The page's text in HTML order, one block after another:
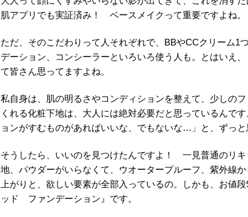
肌アプリでも実証済み！ ベースメイクって重要ですよね。
ただ、そのこだわりって人それぞれで、BBやCCクリーム1
デーション、コンシーラーといろいろ使う人も。とはいえ
て皆さん思ってますよね。
私自身は、肌の明るさやコンディションを整えて、少しの
くれる化粧下地は、大人には絶対必要だと思っているんで
ョンがすむものがあればいいな、でもないな…」と、ずっと
そうしたら、いいのを見つけたんですよ！ 一見普通のリ
地、パウダーがいらなくて、ウオータープルーフ、紫外線
上がりと、欲しい要素が全部入っているの。しかも、お値
ッド ファンデーション』です。